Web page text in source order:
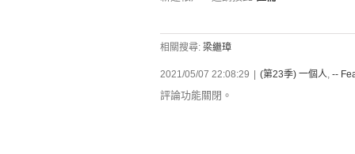
相關搜尋: 梁繼璋
2021/05/07 22:08:29 (第23季) 一個人, --
評論功能關閉。